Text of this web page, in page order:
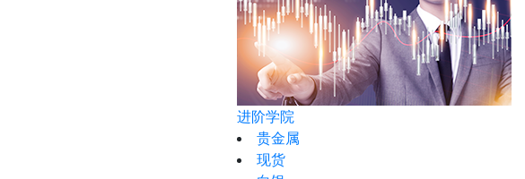
进阶学院
贵金属
现货